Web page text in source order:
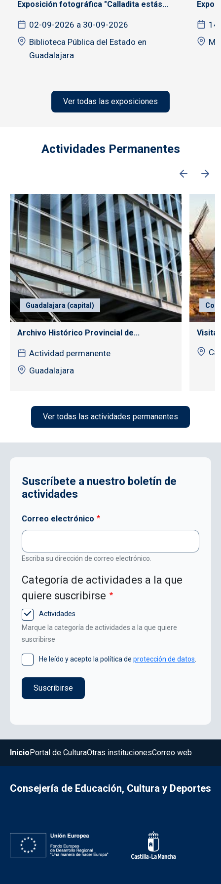
Exposición fotográfica "Calladita estás...
02-09-2026 a 30-09-2026
Biblioteca Pública del Estado en
Guadalajara
Ver todas las exposiciones
Actividades Permanentes
Guadalajara (capital)
Archivo Histórico Provincial de...
Actividad permanente
Guadalajara
Ver todas las actividades permanentes
Suscríbete a nuestro boletín de
actividades
Correo electrónico
Escriba su dirección de correo electrónico.
Categoría de actividades a la que
quiere suscribirse
Actividades
Marque la categoría de actividades a la que quiere
suscribirse
He leído y acepto la política de protección de datos
Menú del pie
InicioPortal de CulturaOtras institucionesCorreo web
Consejería de Educación, Cultura y Deportes